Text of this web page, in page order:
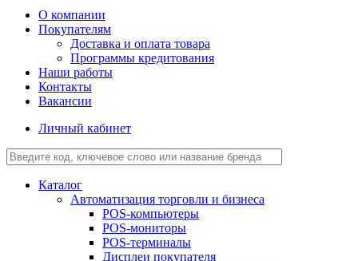
О компании
Покупателям
Доставка и оплата товара
Программы кредитования
Наши работы
Контакты
Вакансии
Личный кабинет
Каталог
Автоматизация торговли и бизнеса
POS-компьютеры
POS-мониторы
POS-терминалы
Дисплеи покупателя